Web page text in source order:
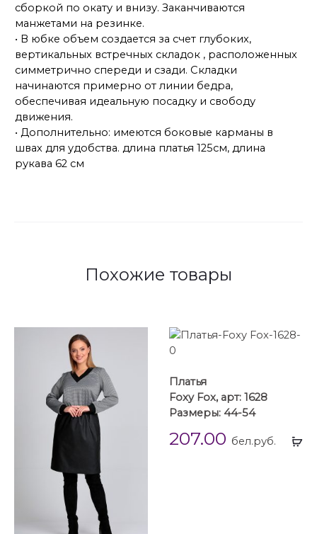
сборкой по окату и внизу. Заканчиваются
манжетами на резинке.
• В юбке объем создается за счет глубоких,
вертикальных встречных складок , расположенных
симметрично спереди и сзади. Складки
начинаются примерно от линии бедра,
обеспечивая идеальную посадку и свободу
движения.
• Дополнительно: имеются боковые карманы в
швах для удобства. длина платья 125см, длина
рукава 62 см
Похожие товары
Платья
Foxy Fox, арт: 1628
Размеры: 44-54
207.00 бел.руб.